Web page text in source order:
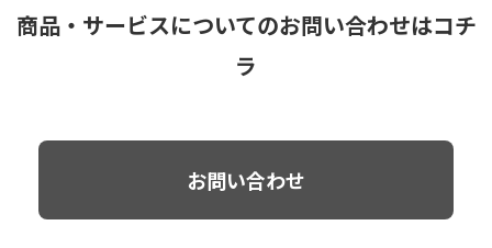
商品・サービスについてのお問い合わせはコチ
ラ
お問い合わせ